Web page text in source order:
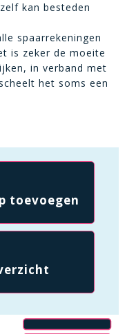
kan besteden
spaarrekeningen
is zeker de moeite
in verband met
het soms een
toevoegen